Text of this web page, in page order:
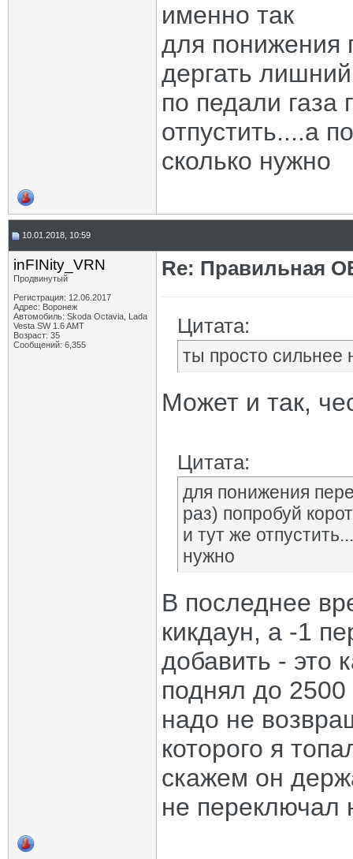
именно так
для понижения
дергать
по педали газа
отпустить....а
сколько нужно
10.01.2018, 10:59
inFINity_VRN
Продвинутый
Регистрация: 12.06.2017
Адрес: Воронеж
Автомобиль: Skoda Octavia, Lada
Vesta SW 1.6 AMT
Возраст: 35
Сообщений: 6,355
Re: Правильная
Цитата:
ты просто сильнее
Может и так,
Цитата:
для понижения
раз) попробуй
и тут же
нужно
В последнее
кикдаун, а -1
добавить - это
поднял до
надо не
которого я
скажем он
не